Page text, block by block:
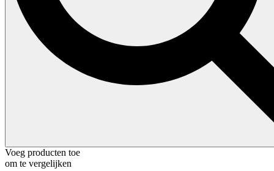
Voeg producten toe
om te vergelijken